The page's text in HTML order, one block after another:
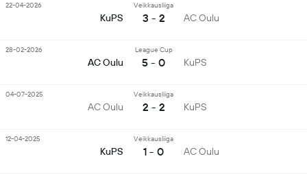
KuPS
Veikkausliiga
3 - 2 AC Oulu
22-04-2026
AC Oulu
League Cup
5 - 0 KuPS
28-02-2026
AC Oulu
Veikkausliiga
2 - 2 KuPS
04-07-2025
KuPS
Veikkausliiga
1 - 0 AC Oulu
12-04-2025